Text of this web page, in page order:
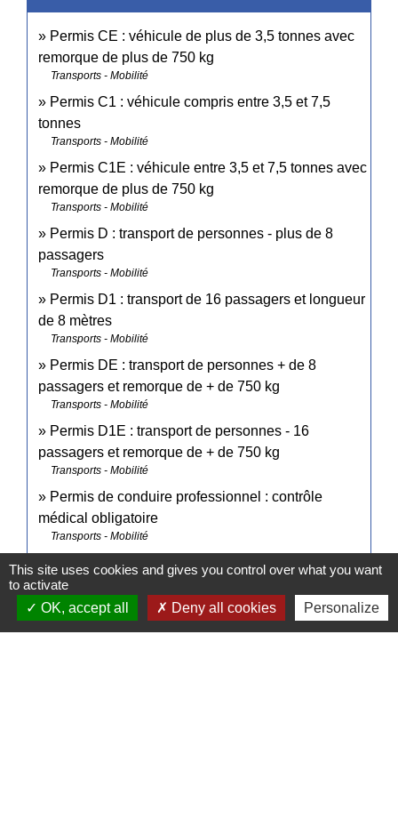
Permis CE : véhicule de plus de 3,5 tonnes avec
remorque de plus de 750 kg
Transports - Mobilité
Permis C1 : véhicule compris entre 3,5 et 7,5
tonnes
Transports - Mobilité
Permis C1E : véhicule entre 3,5 et 7,5 tonnes avec
remorque de plus de 750 kg
Transports - Mobilité
Permis D : transport de personnes - plus de 8
passagers
Transports - Mobilité
Permis D1 : transport de 16 passagers et longueur
de 8 mètres
Transports - Mobilité
Permis DE : transport de personnes + de 8
passagers et remorque de + de 750 kg
Transports - Mobilité
Permis D1E : transport de personnes - 16
passagers et remorque de + de 750 kg
Transports - Mobilité
Permis de conduire professionnel : contrôle
médical obligatoire
Transports - Mobilité
Pour en savoir plus
This site uses cookies and gives you control over what you want
to activate
OK, accept all
Deny all cookies Personalize